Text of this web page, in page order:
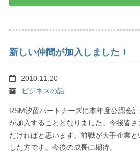
新しい仲間が加入しました！
2010.11.20
ビジネスの話
RSM汐留パートナーズに本年度公認会
が加入することとなりました。今後皆
だければと思います。前職が大手企業
した方です。今後の成長に期待。